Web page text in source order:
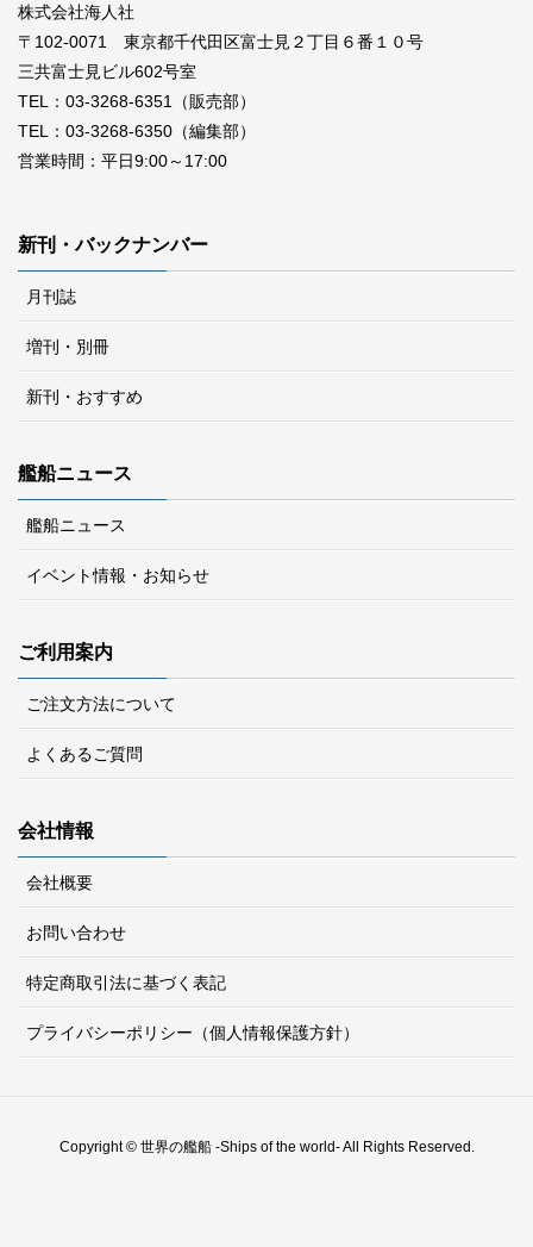
株式会社海人社
〒102-0071 東京都千代田区富士見２丁目６番１０号
三共富士見ビル602号室
TEL：03-3268-6351（販売部）
TEL：03-3268-6350（編集部）
営業時間：平日9:00～17:00
新刊・バックナンバー
月刊誌
増刊・別冊
新刊・おすすめ
艦船ニュース
艦船ニュース
イベント情報・お知らせ
ご利用案内
ご注文方法について
よくあるご質問
会社情報
会社概要
お問い合わせ
特定商取引法に基づく表記
プライバシーポリシー（個人情報保護方針）
Copyright © 世界の艦船 -Ships of the world- All Rights Reserved.